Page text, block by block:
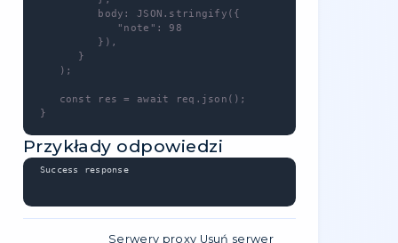
Parametry zapytania
Identyfikator
proxyIndex
1 required
Przykłady kodu
JavaScript
async function putPackageHide() {
const baseUrl = 'https://